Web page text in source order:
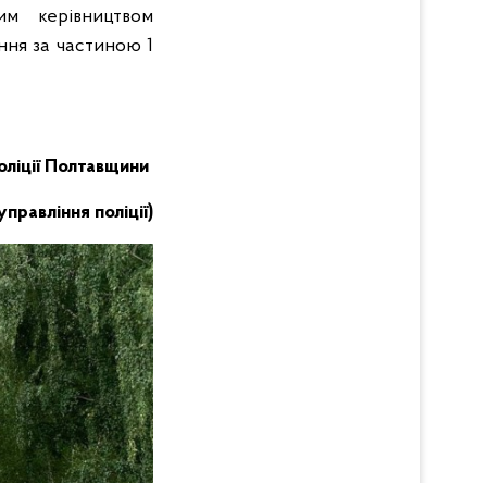
керівництвом
за частиною 1
Полтавщини
поліції)